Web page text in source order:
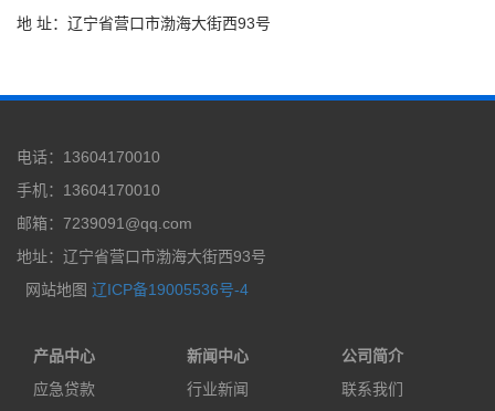
地 址：辽宁省营口市渤海大街西93号
电话：13604170010
手机：13604170010
邮箱：7239091@qq.com
地址：辽宁省营口市渤海大街西93号
网站地图 辽ICP备19005536号-4
产品中心
应急贷款
新闻中心
行业新闻
公司简介
联系我们